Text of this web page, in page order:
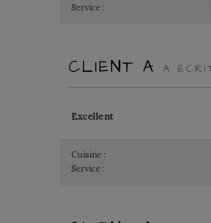
Service :
CLIENT A A
Excellent
Cuisine :
Service :